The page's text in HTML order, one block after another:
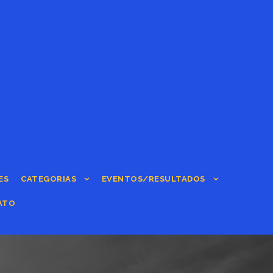
CATEGORIAS EVENTOS/RESULTADOS